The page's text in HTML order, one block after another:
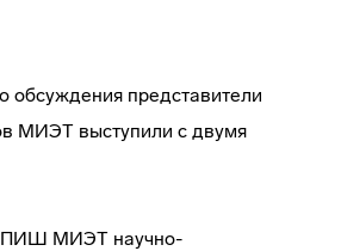
обсуждения представители
МИЭТ выступили с двумя
ПИШ МИЭТ научно-